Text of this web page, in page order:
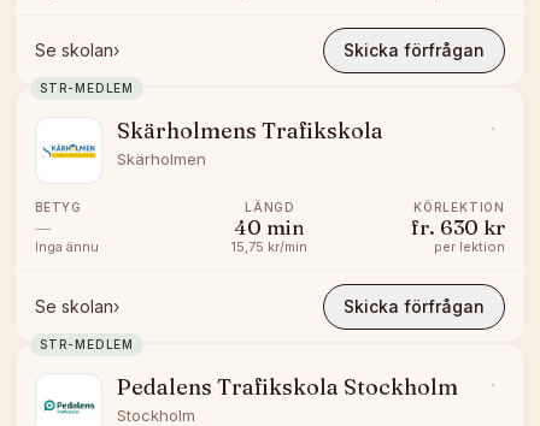
Se skolan› Skicka förfrågan
STR-MEDLEM
Skärholmens Trafikskola
Skärholmen
BETYG
—
Inga ännu
LÄNGD
40 min
15,75 kr/min
KÖRLEKTION
fr. 630 kr
per lektion
Se skolan› Skicka förfrågan
STR-MEDLEM
Pedalens Trafikskola Stockholm
Stockholm